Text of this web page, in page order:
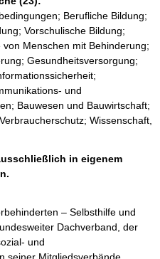
Berufliche Bildung;
Vorschulische Bildung;
Menschen mit Behinderung;
Gesundheitsversorgung;
und
Bauwesen und Bauwirtschaft;
Wissenschaft,
in eigenem
– Selbsthilfe und
Dachverband, der
und